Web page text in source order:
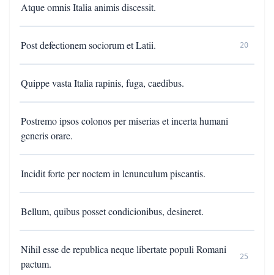
Atque omnis Italia animis discessit.
Post defectionem sociorum et Latii. 20
Quippe vasta Italia rapinis, fuga, caedibus.
Postremo i­psos colonos per miserias et incerta humani
generis orare.
Incidit forte per noctem in lenunculum piscantis.
Bellum, quibus posset condicionibus, desineret.
Nihil esse de republica neque libertate populi Romani
pactum.
25